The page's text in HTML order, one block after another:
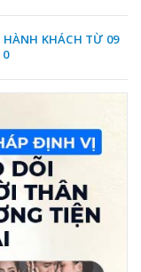
HÀNH KHÁCH TỪ 09